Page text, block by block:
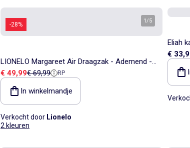
-28%
1/5
LIONELO Margareet Air Draagzak - Ademend -
3 Draagposities - Met Capuchon
Verkoopprijs
€ 49,99Referentieprijs
€ 69,99 RP
In winkelmandje
Verkocht door Lionelo
2 kleuren
Eliah
€